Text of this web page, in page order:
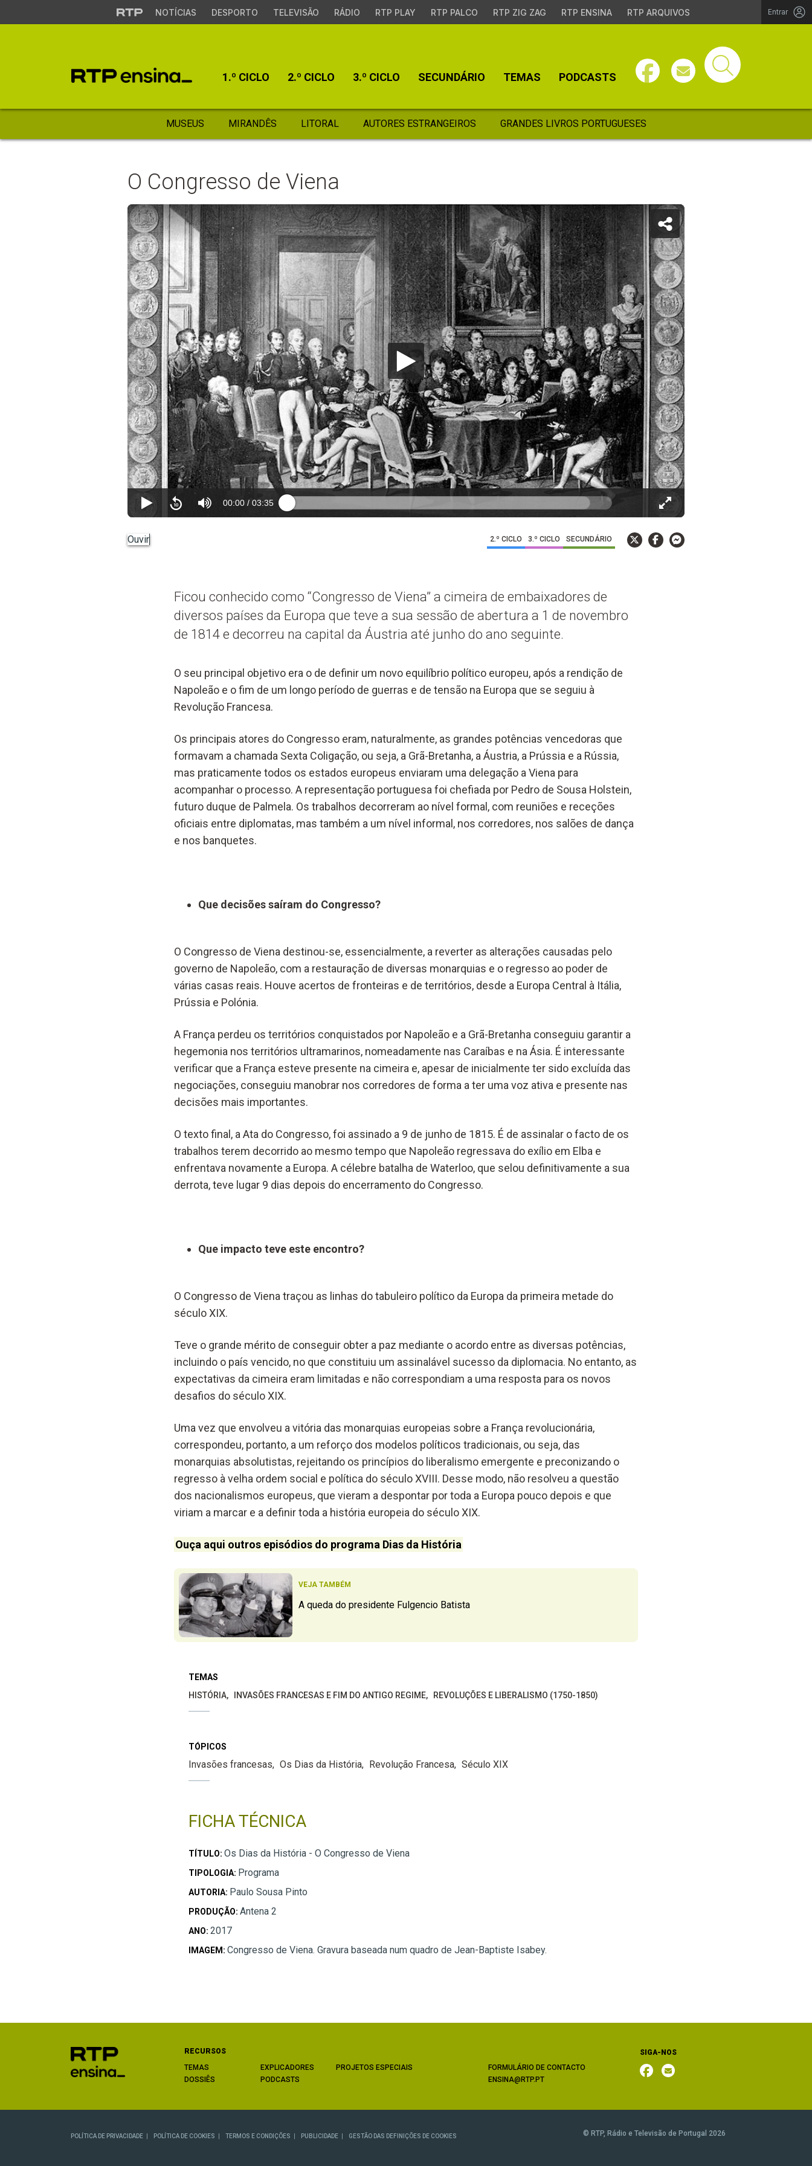
NOTÍCIAS DESPORTO TELEVISÃO RÁDIO RTP PLAY RTP PALCO RTP ZIG ZAG RTP ENSINA RTP ARQUIVOS Entrar
1.º CICLO 2.º CICLO 3.º CICLO SECUNDÁRIO TEMAS PODCASTS
MUSEUS MIRANDÊS LITORAL AUTORES ESTRANGEIROS GRANDES LIVROS PORTUGUESES
O Congresso de Viena
00:00 / 03:35
Ouvir 2.º CICLO 3.º CICLO SECUNDÁRIO
Ficou conhecido como “Congresso de Viena” a cimeira de embaixadores de
diversos países da Europa que teve a sua sessão de abertura a 1 de novembro
de 1814 e decorreu na capital da Áustria até junho do ano seguinte.
O seu principal objetivo era o de definir um novo equilíbrio político europeu, após a rendição de
Napoleão e o fim de um longo período de guerras e de tensão na Europa que se seguiu à
Revolução Francesa.
Os principais atores do Congresso eram, naturalmente, as grandes potências vencedoras que
formavam a chamada Sexta Coligação, ou seja, a Grã-Bretanha, a Áustria, a Prússia e a Rússia,
mas praticamente todos os estados europeus enviaram uma delegação a Viena para
acompanhar o processo. A representação portuguesa foi chefiada por Pedro de Sousa Holstein,
futuro duque de Palmela. Os trabalhos decorreram ao nível formal, com reuniões e receções
oficiais entre diplomatas, mas também a um nível informal, nos corredores, nos salões de dança
e nos banquetes.
Que decisões saíram do Congresso?
O Congresso de Viena destinou-se, essencialmente, a reverter as alterações causadas pelo
governo de Napoleão, com a restauração de diversas monarquias e o regresso ao poder de
várias casas reais. Houve acertos de fronteiras e de territórios, desde a Europa Central à Itália,
Prússia e Polónia.
A França perdeu os territórios conquistados por Napoleão e a Grã-Bretanha conseguiu garantir a
hegemonia nos territórios ultramarinos, nomeadamente nas Caraíbas e na Ásia. É interessante
verificar que a França esteve presente na cimeira e, apesar de inicialmente ter sido excluída das
negociações, conseguiu manobrar nos corredores de forma a ter uma voz ativa e presente nas
decisões mais importantes.
O texto final, a Ata do Congresso, foi assinado a 9 de junho de 1815. É de assinalar o facto de os
trabalhos terem decorrido ao mesmo tempo que Napoleão regressava do exílio em Elba e
enfrentava novamente a Europa. A célebre batalha de Waterloo, que selou definitivamente a sua
derrota, teve lugar 9 dias depois do encerramento do Congresso.
Que impacto teve este encontro?
O Congresso de Viena traçou as linhas do tabuleiro político da Europa da primeira metade do
século XIX.
Teve o grande mérito de conseguir obter a paz mediante o acordo entre as diversas potências,
incluindo o país vencido, no que constituiu um assinalável sucesso da diplomacia. No entanto, as
expectativas da cimeira eram limitadas e não correspondiam a uma resposta para os novos
desafios do século XIX.
Uma vez que envolveu a vitória das monarquias europeias sobre a França revolucionária,
correspondeu, portanto, a um reforço dos modelos políticos tradicionais, ou seja, das
monarquias absolutistas, rejeitando os princípios do liberalismo emergente e preconizando o
regresso à velha ordem social e política do século XVIII. Desse modo, não resolveu a questão
dos nacionalismos europeus, que vieram a despontar por toda a Europa pouco depois e que
viriam a marcar e a definir toda a história europeia do século XIX.
Ouça aqui outros episódios do programa Dias da História
VEJA TAMBÉM
A queda do presidente Fulgencio Batista
TEMAS
HISTÓRIA
INVASÕES FRANCESAS E FIM DO ANTIGO REGIME REVOLUÇÕES E LIBERALISMO (1750-1850)
TÓPICOS
Invasões francesas Os Dias da História Revolução Francesa Século XIX
FICHA TÉCNICA
TÍTULO: Os Dias da História - O Congresso de Viena
TIPOLOGIA: Programa
AUTORIA: Paulo Sousa Pinto
PRODUÇÃO: Antena 2
ANO: 2017
IMAGEM: Congresso de Viena. Gravura baseada num quadro de Jean-Baptiste Isabey.
RECURSOS
TEMAS
DOSSIÊS
EXPLICADORES
PODCASTS
PROJETOS ESPECIAIS
FORMULÁRIO DE CONTACTO
ENSINA@RTP.PT
SIGA-NOS
POLÍTICA DE PRIVACIDADE POLÍTICA DE COOKIES TERMOS E CONDIÇÕES PUBLICIDADE GESTÃO DAS DEFINIÇÕES DE COOKIES © RTP, Rádio e Televisão de Portugal 2026